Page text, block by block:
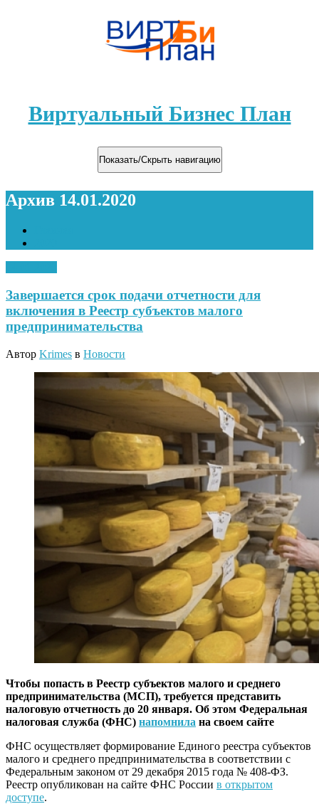
Виртуальный Бизнес План
Показать/Скрыть навигацию
Архив 14.01.2020
Завершается срок подачи отчетности для
включения в Реестр субъектов малого
предпринимательства
Автор Krimes в Новости
Чтобы попасть в Реестр субъектов малого и среднего
предпринимательства (МСП), требуется представить
налоговую отчетность до 20 января. Об этом Федеральная
налоговая служба (ФНС) напомнила на своем сайте
ФНС осуществляет формирование Единого реестра субъектов
малого и среднего предпринимательства в соответствии с
Федеральным законом от 29 декабря 2015 года № 408-ФЗ.
Реестр опубликован на сайте ФНС России в открытом
доступе.